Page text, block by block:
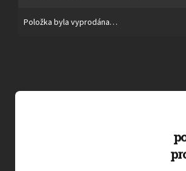
Položka byla vyprodána…